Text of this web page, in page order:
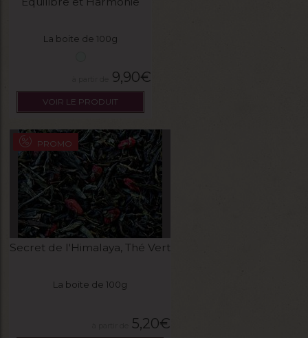
La boite de 100g
9,90€
VOIR LE PRODUIT
PROMO
Secret de l'Himalaya, Thé Vert
La boite de 100g
5,20€